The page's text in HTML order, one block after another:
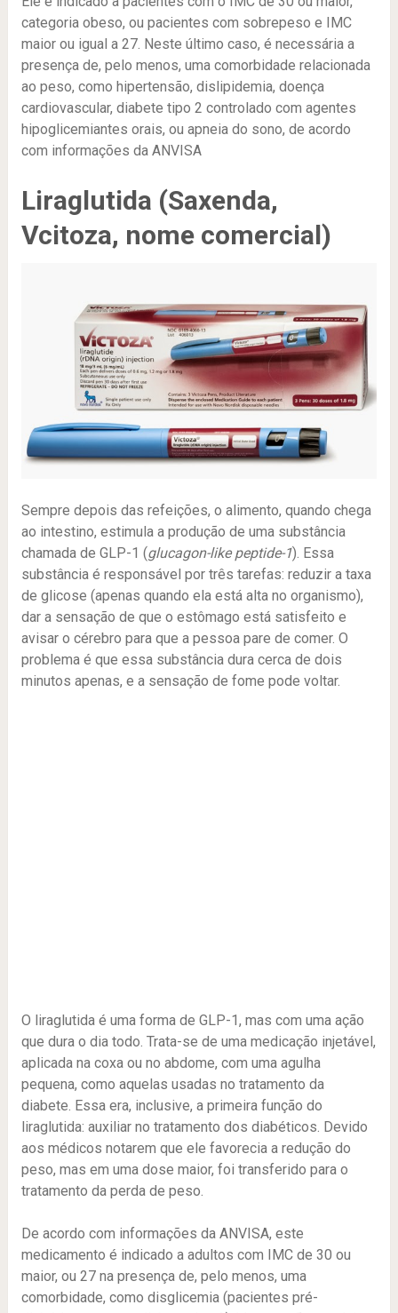
categoria obeso, ou pacientes com sobrepeso e IMC
maior ou igual a 27. Neste último caso, é necessária a
presença de, pelo menos, uma comorbidade relacionada
ao peso, como hipertensão, dislipidemia, doença
cardiovascular, diabete tipo 2 controlado com agentes
hipoglicemiantes orais, ou apneia do sono, de acordo
com informações da ANVISA
Liraglutida (Saxenda,
Vcitoza, nome comercial)
Sempre depois das refeições, o alimento, quando chega
ao intestino, estimula a produção de uma substância
chamada de GLP-1 (glucagon-like peptide-1). Essa
substância é responsável por três tarefas: reduzir a taxa
de glicose (apenas quando ela está alta no organismo),
dar a sensação de que o estômago está satisfeito e
avisar o cérebro para que a pessoa pare de comer. O
problema é que essa substância dura cerca de dois
minutos apenas, e a sensação de fome pode voltar.
O liraglutida é uma forma de GLP-1, mas com uma ação
que dura o dia todo. Trata-se de uma medicação injetável,
aplicada na coxa ou no abdome, com uma agulha
pequena, como aquelas usadas no tratamento da
diabete. Essa era, inclusive, a primeira função do
liraglutida: auxiliar no tratamento dos diabéticos. Devido
aos médicos notarem que ele favorecia a redução do
peso, mas em uma dose maior, foi transferido para o
tratamento da perda de peso.
De acordo com informações da ANVISA, este
medicamento é indicado a adultos com IMC de 30 ou
maior, ou 27 na presença de, pelo menos, uma
comorbidade, como disglicemia (pacientes pré-